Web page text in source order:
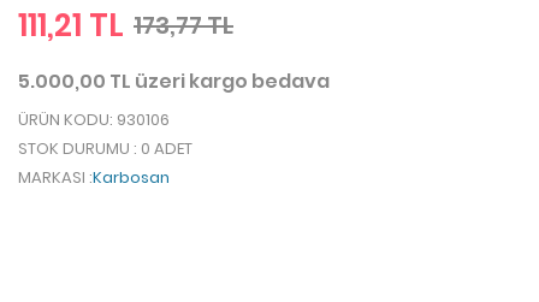
111,21 TL 173,77 TL
5.000,00 TL üzeri kargo bedava
ÜRÜN KODU: 930106
STOK DURUMU : 0 ADET
MARKASI :Karbosan